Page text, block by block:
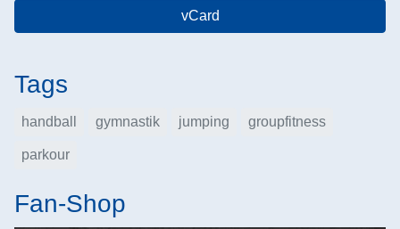
vCard
Tags
handball gymnastik jumping groupfitness
parkour
Fan-Shop